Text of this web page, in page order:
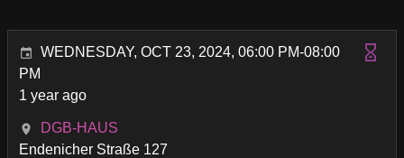
WEDNESDAY, OCT 23, 2024, 06:00 PM-08:00
PM
1 year ago
DGB-HAUS
Endenicher Straße 127